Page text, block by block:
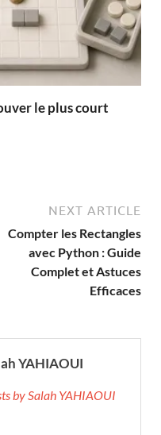
le plus court
NEXT ARTICLE
Compter les Rectangles
avec Python : Guide
Complet et Astuces
Efficaces
YAHIAOUI
by Salah YAHIAOUI